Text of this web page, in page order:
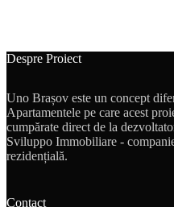
Despre Proiect
Uno Brașov este un concept
Apartamentele pe care acest
cumpărate direct de la
Sviluppo Immobiliare -
rezidențială.
Contact